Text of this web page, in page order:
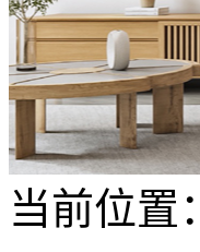
当前位置：